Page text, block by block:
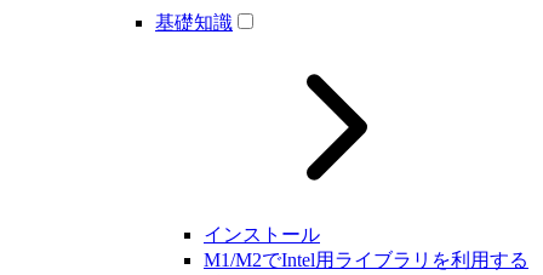
基礎知識
インストール
M1/M2でIntel用ライブラリを利用する